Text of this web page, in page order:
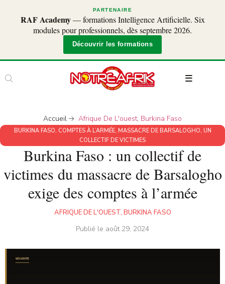
PARTENAIRE
RAF Academy— formations Intelligence Artificielle. Six
modules pour professionnels, dès septembre 2026.
Découvrir les formations
Accueil Afrique De L'ouest, Burkina Faso
BURKINA FASO, COMPTES À L’ARMÉE, MASSACRE DE BARSALOGHO, UN
COLLECTIF DE VICTIMES
Burkina Faso : un collectif de
victimes du massacre de Barsalogho
exige des comptes à l’armée
AFRIQUE DE L'OUEST, BURKINA FASO
Publié le août 29, 2024